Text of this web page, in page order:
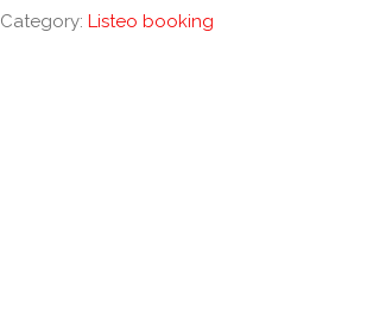
Category:Listeo booking